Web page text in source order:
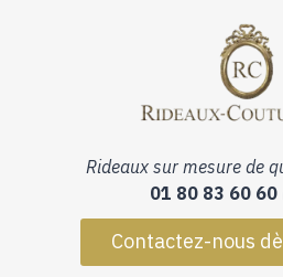
Rideaux sur mesure de
01 80 83 60 60
Contactez-nous